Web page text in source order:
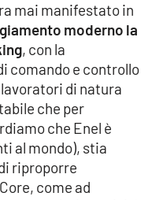
mai manifestato in
moderno la
, con la
comando e controllo
di natura
che per
che Enel è
al mondo), stia
riproporre
come ad